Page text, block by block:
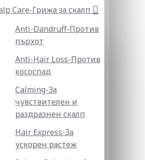
Care-Грижа за скалп
Anti-Dandruff-Против
пърхот
Anti-Hair Loss-Против
кососпад
Calming-За
чувствителен и
раздразнен скалп
Hair Express-За
ускорен растеж